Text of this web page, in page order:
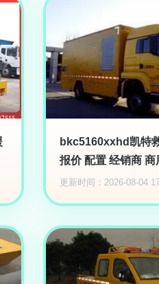
bkc5160xxhd凯特
报价 配置 经销商 商
更新时间：2026-08-04